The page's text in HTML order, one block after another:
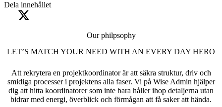
Dela innehållet
Our philpsophy
LET’S MATCH YOUR NEED WITH AN EVERY DAY HERO
Att rekrytera en projektkoordinator är att säkra struktur, driv och
smidiga processer i projektens alla faser. Vi på Wise Admin hjälper
dig att hitta koordinatorer som inte bara håller ihop detaljerna utan
bidrar med energi, överblick och förmågan att få saker att hända.